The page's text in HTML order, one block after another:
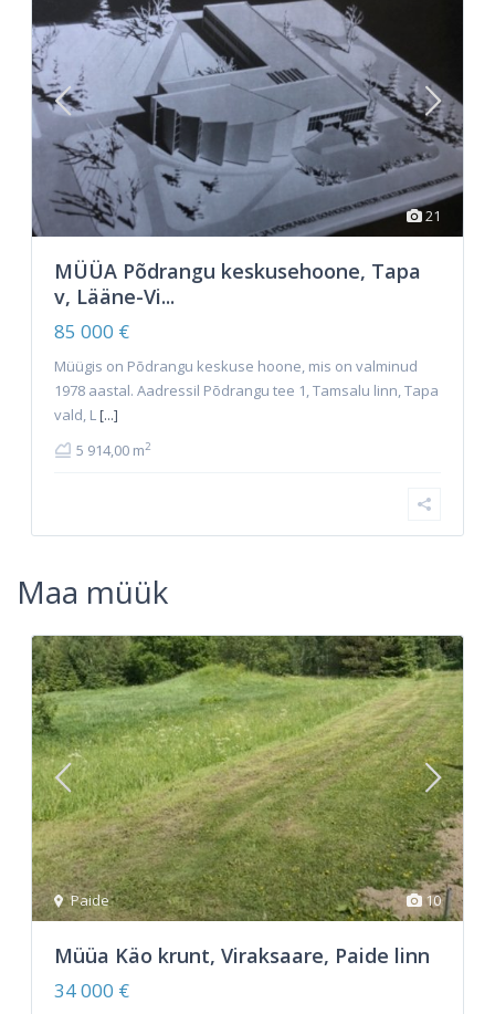
21
MÜÜA Põdrangu keskusehoone, Tapa
v, Lääne-Vi...
85 000 €
Müügis on Põdrangu keskuse hoone, mis on valminud
1978 aastal. Aadressil Põdrangu tee 1, Tamsalu linn, Tapa
vald, L [...]
5 914,00 m2
Maa müük
10
Paide
Müüa Käo krunt, Viraksaare, Paide linn
34 000 €